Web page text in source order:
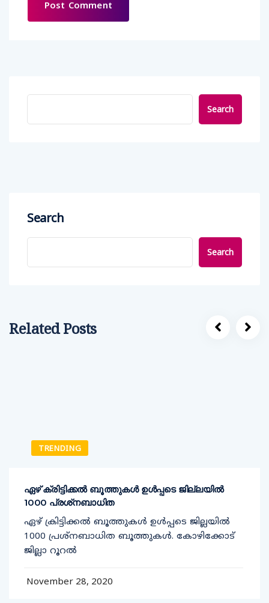
Search
Search
Search
Related Posts
TRENDING
ഏഴ് ക്രിട്ടിക്കല്‍ ബൂത്തുകള്‍ ഉള്‍പ്പടെ ജില്ലയില്‍
1000 പ്രശ്‌നബാധിത
ഏഴ് ക്രിട്ടിക്കല്‍ ബൂത്തുകള്‍ ഉള്‍പ്പടെ ജില്ലയില്‍
1000 പ്രശ്‌നബാധിത ബൂത്തുകള്‍. കോഴിക്കോട്
ജില്ലാ റൂറല്‍
November 28, 2020